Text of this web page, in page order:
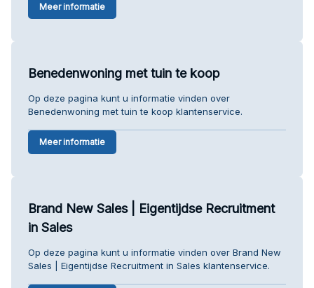
Meer informatie
Benedenwoning met tuin te koop
Op deze pagina kunt u informatie vinden over
Benedenwoning met tuin te koop klantenservice.
Meer informatie
Brand New Sales | Eigentijdse Recruitment
in Sales
Op deze pagina kunt u informatie vinden over Brand New
Sales | Eigentijdse Recruitment in Sales klantenservice.